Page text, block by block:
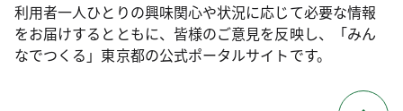
利用者一人ひとりの興味関心や状況に応じて必要な情報
をお届けするとともに、皆様のご意見を反映し、「みん
なでつくる」東京都の公式ポータルサイトです。